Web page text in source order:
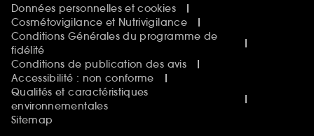
Données personnelles et cookies
Cosmétovigilance et Nutrivigilance
Conditions Générales du programme de
fidélité
Conditions de publication des avis
Accessibilité : non conforme
Qualités et caractéristiques
environnementales
Sitemap